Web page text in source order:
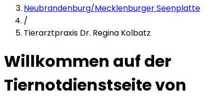
Neubrandenburg/Mecklenburger Seenplatte
/
Tierarztpraxis Dr. Regina Kolbatz
Willkommen auf der
Tiernotdienstseite von